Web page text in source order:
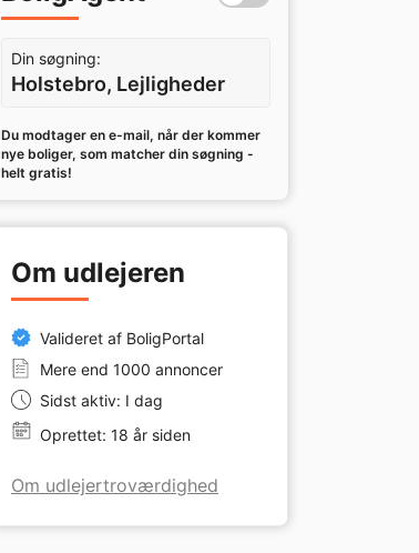
Din søgning:
Holstebro, Lejligheder
Du modtager en e-mail, når der kommer
nye boliger, som matcher din søgning -
helt gratis!
Om udlejeren
Valideret af BoligPortal
Mere end 1000 annoncer
Sidst aktiv: I dag
Oprettet: 18 år siden
Om udlejertroværdighed